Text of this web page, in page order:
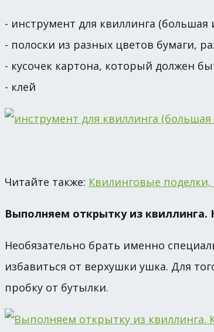
- инструмент для квиллинга (большая
- полоски из разных цветов бумаги,
- кусочек картона, который должен
- клей
Читайте также: Квилинговые поделки,
Выполняем открытку из квиллинга.
Необязательно брать именно
избавиться от верхушки ушка. Для
пробку от бутылки.